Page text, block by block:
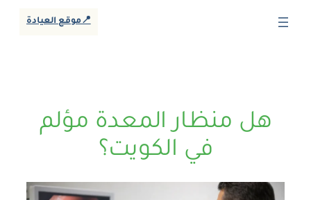
📍موقع العيادة
هل منظار المعدة مؤلم
في الكويت؟